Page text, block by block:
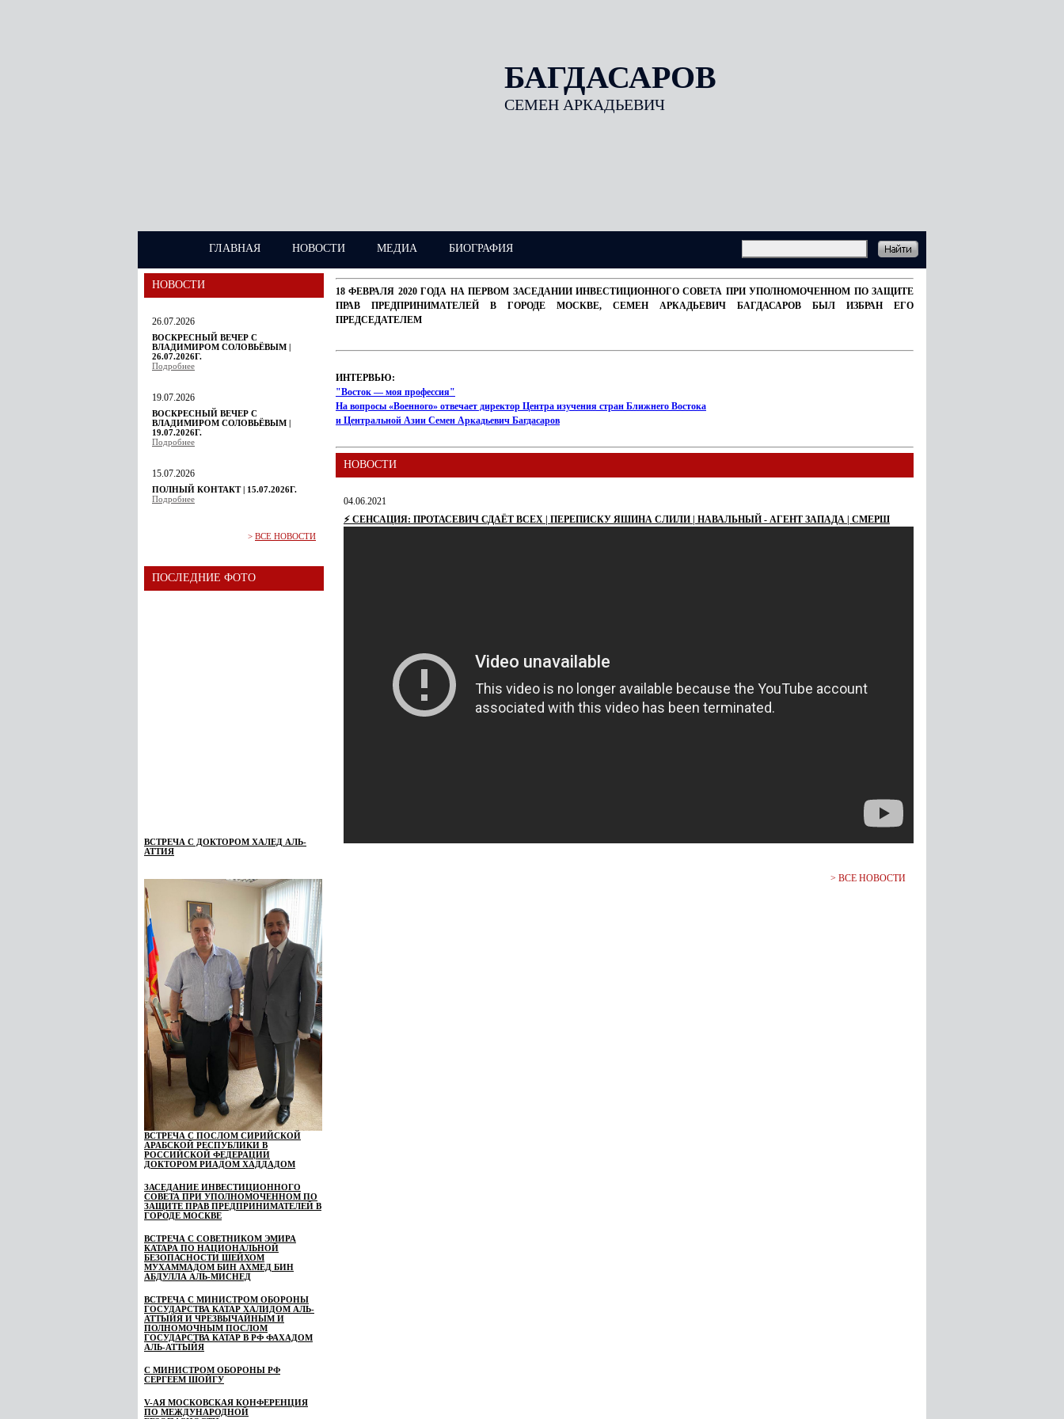
БАГДАСАРОВ
СЕМЕН АРКАДЬЕВИЧ
ГЛАВНАЯ НОВОСТИ МЕДИА БИОГРАФИЯ
НОВОСТИ
26.07.2026
ВОСКРЕСНЫЙ ВЕЧЕР С
ВЛАДИМИРОМ СОЛОВЬЁВЫМ |
26.07.2026Г.
Подробнее
19.07.2026
ВОСКРЕСНЫЙ ВЕЧЕР С
ВЛАДИМИРОМ СОЛОВЬЁВЫМ |
19.07.2026Г.
Подробнее
15.07.2026
ПОЛНЫЙ КОНТАКТ | 15.07.2026Г.
Подробнее
> ВСЕ НОВОСТИ
ПОСЛЕДНИЕ ФОТО
ВСТРЕЧА С ДОКТОРОМ ХАЛЕД АЛЬ-
АТТИЯ
ВСТРЕЧА С ПОСЛОМ СИРИЙСКОЙ
АРАБСКОЙ РЕСПУБЛИКИ В
РОССИЙСКОЙ ФЕДЕРАЦИИ
ДОКТОРОМ РИАДОМ ХАДДАДОМ
ЗАСЕДАНИЕ ИНВЕСТИЦИОННОГО
СОВЕТА ПРИ УПОЛНОМОЧЕННОМ ПО
ЗАЩИТЕ ПРАВ ПРЕДПРИНИМАТЕЛЕЙ В
ГОРОДЕ МОСКВЕ
ВСТРЕЧА С СОВЕТНИКОМ ЭМИРА
КАТАРА ПО НАЦИОНАЛЬНОЙ
БЕЗОПАСНОСТИ ШЕЙХОМ
МУХАММАДОМ БИН АХМЕД БИН
АБДУЛЛА АЛЬ-МИСНЕД
ВСТРЕЧА С МИНИСТРОМ ОБОРОНЫ
ГОСУДАРСТВА КАТАР ХАЛИДОМ АЛЬ-
АТТЫЙЯ И ЧРЕЗВЫЧАЙНЫМ И
ПОЛНОМОЧНЫМ ПОСЛОМ
ГОСУДАРСТВА КАТАР В РФ ФАХАДОМ
АЛЬ-АТТЫЙЯ
С МИНИСТРОМ ОБОРОНЫ РФ
СЕРГЕЕМ ШОЙГУ
V-АЯ МОСКОВСКАЯ КОНФЕРЕНЦИЯ
ПО МЕЖДУНАРОДНОЙ
18 ФЕВРАЛЯ 2020 ГОДА НА ПЕРВОМ ЗАСЕДАНИИ ИНВЕСТИЦИОННОГО СОВЕТА ПРИ УПОЛНОМОЧЕННОМ ПО ЗАЩИТЕ
ПРАВ ПРЕДПРИНИМАТЕЛЕЙ В ГОРОДЕ МОСКВЕ, СЕМЕН АРКАДЬЕВИЧ БАГДАСАРОВ БЫЛ ИЗБРАН ЕГО
ПРЕДСЕДАТЕЛЕМ
ИНТЕРВЬЮ:
"Восток — моя профессия"
На вопросы «Военного» отвечает директор Центра изучения стран Ближнего Востока
и Центральной Азии Семен Аркадьевич Багдасаров
НОВОСТИ
04.06.2021
⚡️ СЕНСАЦИЯ: ПРОТАСЕВИЧ СДАЁТ ВСЕХ | ПЕРЕПИСКУ ЯШИНА СЛИЛИ | НАВАЛЬНЫЙ - АГЕНТ ЗАПАДА | СМЕРШ
> ВСЕ НОВОСТИ